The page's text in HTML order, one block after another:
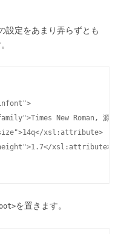
設定をあまり弄らずとも
New Roman, 源
xsl:attribute>
xsl:attribute>
を置きます。